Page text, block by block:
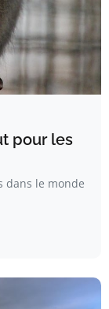
pour les
dans le monde